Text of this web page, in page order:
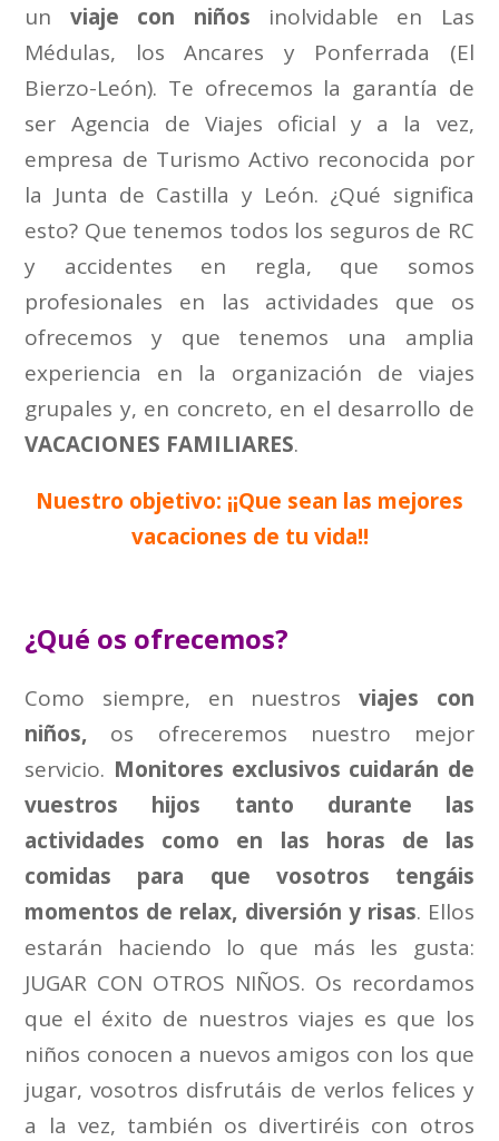
un viaje con niños inolvidable en Las
Médulas, los Ancares y Ponferrada (El
Bierzo-León). Te ofrecemos la garantía de
ser Agencia de Viajes oficial y a la vez,
empresa de Turismo Activo reconocida por
la Junta de Castilla y León. ¿Qué significa
esto? Que tenemos todos los seguros de RC
y accidentes en regla, que somos
profesionales en las actividades que os
ofrecemos y que tenemos una amplia
experiencia en la organización de viajes
grupales y, en concreto, en el desarrollo de
VACACIONES FAMILIARES.
Nuestro objetivo: ¡¡Que sean las mejores
vacaciones de tu vida!!
¿Qué os ofrecemos?
Como siempre, en nuestros viajes con
niños, os ofreceremos nuestro mejor
servicio. Monitores exclusivos cuidarán de
vuestros hijos tanto durante las
actividades como en las horas de las
comidas para que vosotros tengáis
momentos de relax, diversión y risas. Ellos
estarán haciendo lo que más les gusta:
JUGAR CON OTROS NIÑOS. Os recordamos
que el éxito de nuestros viajes es que los
niños conocen a nuevos amigos con los que
jugar, vosotros disfrutáis de verlos felices y
a la vez, también os divertiréis con otros